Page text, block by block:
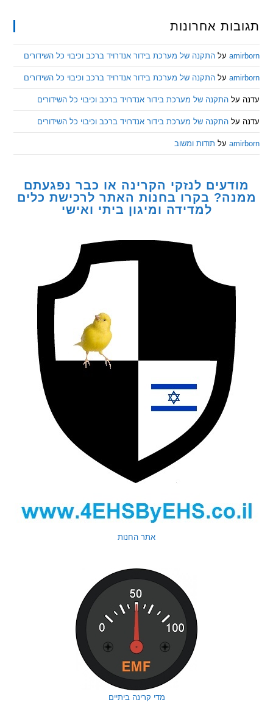
אחרונות
עלהתקנה של מערכת בידור אנדרויד ברכב וכיבוי כל השידורים
עלהתקנה של מערכת בידור אנדרויד ברכב וכיבוי כל השידורים
התקנה של מערכת בידור אנדרויד ברכב וכיבוי כל השידורים
התקנה של מערכת בידור אנדרויד ברכב וכיבוי כל השידורים
עלתודות ומשוב
לנזקי הקרינה או כבר נפגעתם
בקרו בחנות האתר לרכישת כלים
למדידה ומיגון ביתי ואישי
אתר החנות
מדי קרינה ביתיים